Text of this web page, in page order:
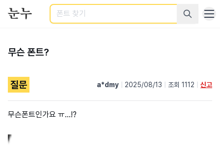
검색
무슨 폰트?
질문 a*dmy 2025/08/13 조회 1112 신고
무슨폰트인가요 ㅠ...!?